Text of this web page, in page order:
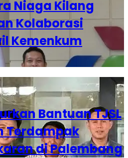
Niaga Kilang
Kolaborasi
Kemenkum
Bantuan TJSL
Terdampak
di Palembang